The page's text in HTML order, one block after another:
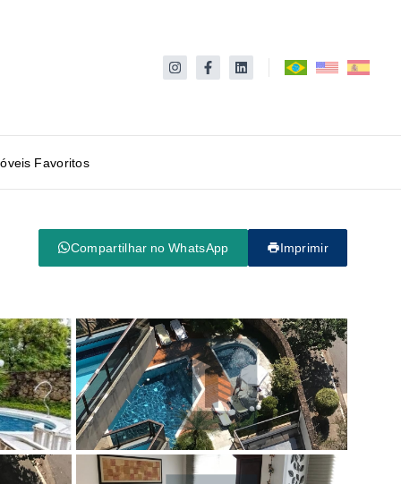
Favoritos
Compartilhar no WhatsApp Imprimir